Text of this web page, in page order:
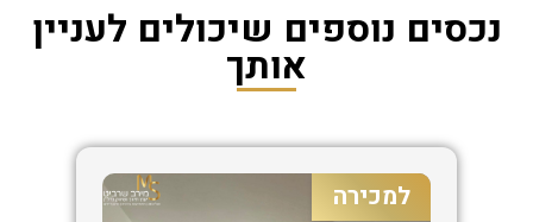
נכסים נוספים שיכולים לעניין
אותך
למכירה